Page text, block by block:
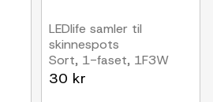
LEDlife samler til
skinnespots
Sort, 1-faset, 1F3W
30 kr